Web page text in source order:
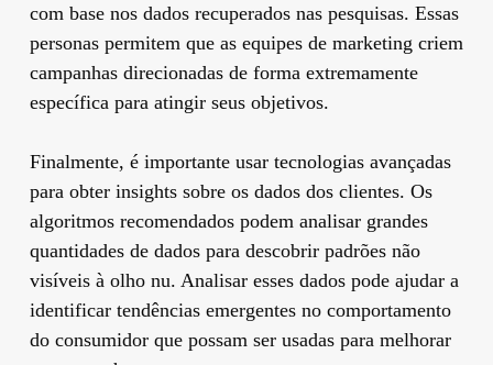
com base nos dados recuperados nas pesquisas. Essas
personas permitem que as equipes de marketing criem
campanhas direcionadas de forma extremamente
específica para atingir seus objetivos.
Finalmente, é importante usar tecnologias avançadas
para obter insights sobre os dados dos clientes. Os
algoritmos recomendados podem analisar grandes
quantidades de dados para descobrir padrões não
visíveis à olho nu. Analisar esses dados pode ajudar a
identificar tendências emergentes no comportamento
do consumidor que possam ser usadas para melhorar